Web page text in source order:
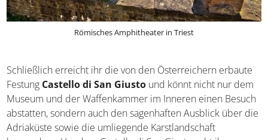
Römisches Amphitheater in Triest
Schließlich erreicht ihr die von den Österreichern
erbaute FestungCastello di San Giustound könnt nicht
nur dem Museum und der Waffenkammer im Inneren
einen Besuch abstatten, sondern auch den sagenhaften
Ausblick über die Adriaküste sowie die umliegende